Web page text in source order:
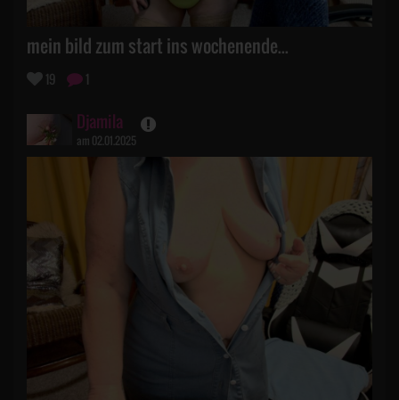
mein bild zum start ins wochenende...
19 1
Djamila
am 02.01.2025